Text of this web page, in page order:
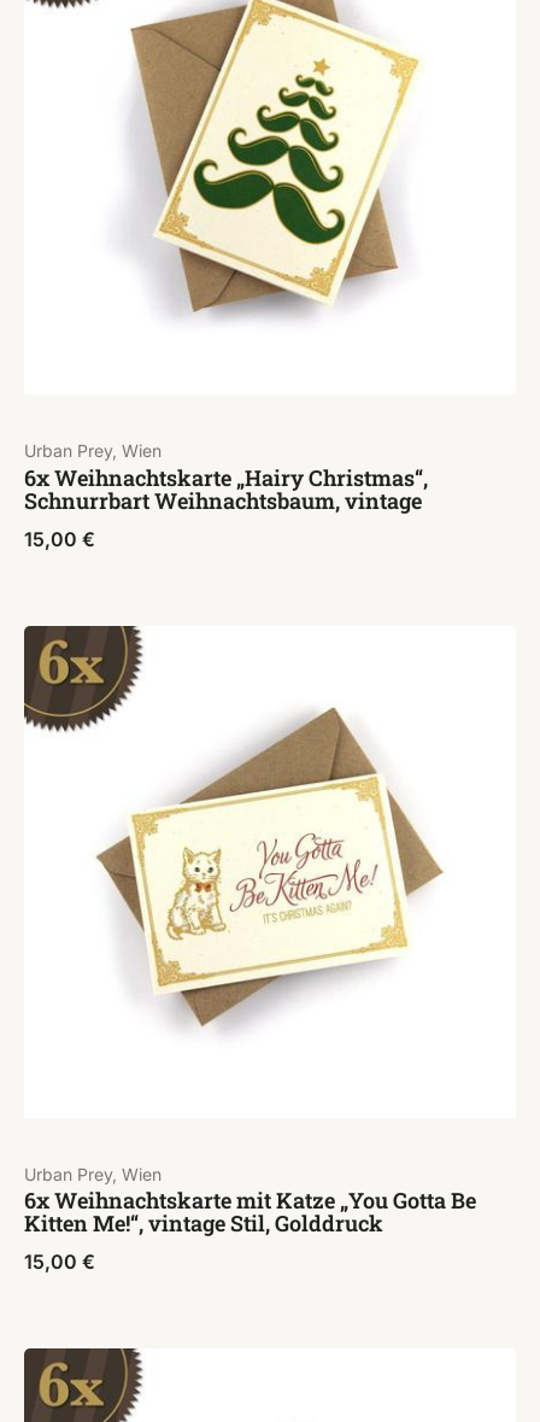
Urban Prey, Wien
6x Weihnachtskarte „Hairy Christmas“,
Schnurrbart Weihnachtsbaum, vintage
15,00 €
Urban Prey, Wien
6x Weihnachtskarte mit Katze „You Gotta Be
Kitten Me!“, vintage Stil, Golddruck
15,00 €